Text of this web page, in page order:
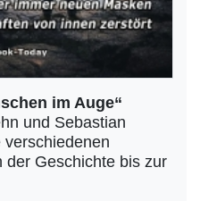
im Auge“
und Sebastian
der Geschichte bis zur